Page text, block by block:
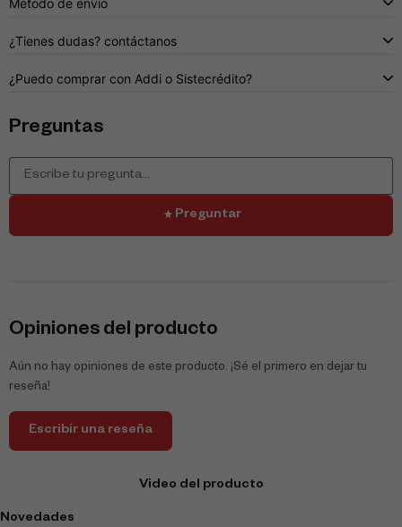
¿Tienes dudas? contáctanos
¿Puedo comprar con Addi o Sistecrédito?
Preguntas
Preguntar
Opiniones del producto
Aún no hay opiniones de este producto. ¡Sé el primero en dejar tu
reseña!
Escribir una reseña
Video del producto
Novedades